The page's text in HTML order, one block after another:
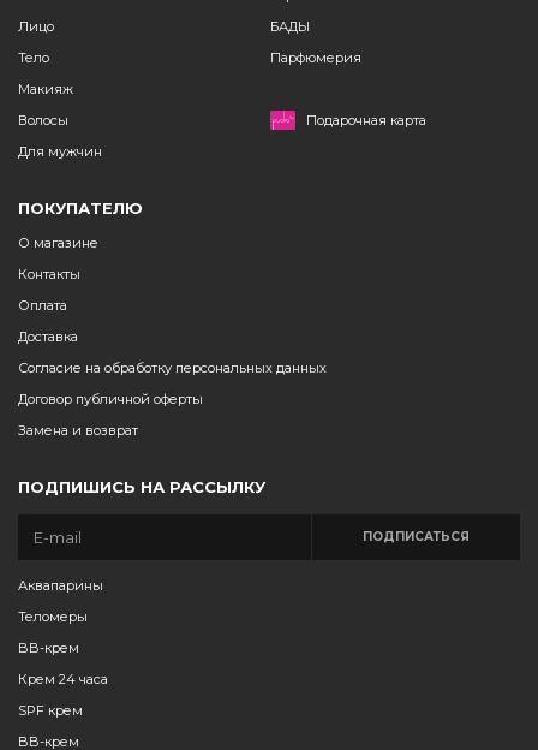
Лицо
Тело
Макияж
Волосы
Для мужчин
БАДЫ
Парфюмерия
Подарочная карта
ПОКУПАТЕЛЮ
О магазине
Контакты
Оплата
Доставка
Согласие на обработку персональных данных
Договор публичной оферты
Замена и возврат
ПОДПИШИСЬ НА РАССЫЛКУ
ПОДПИСАТЬСЯ
Аквапарины
Теломеры
BB-крем
Крем 24 часа
SPF крем
BB-крем